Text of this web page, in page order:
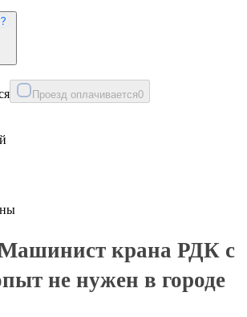
Проезд оплачивается0
крана РДК с
не нужен в городе